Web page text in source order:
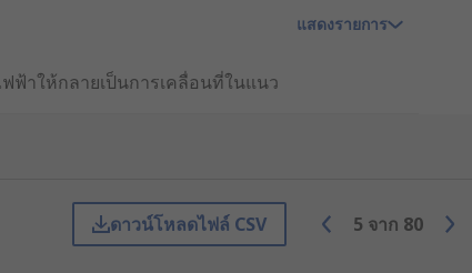
ฟ้าให้กลายเป็นการเคลื่อนที่ในแนว
ภาพ
แสดงรายการ
ดาวน์โหลดไฟล์ CSV 5 จาก 80